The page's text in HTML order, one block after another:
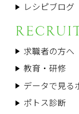
レシピブログ
求職者の方へ
教育・研修
データで見る
ポトス診断